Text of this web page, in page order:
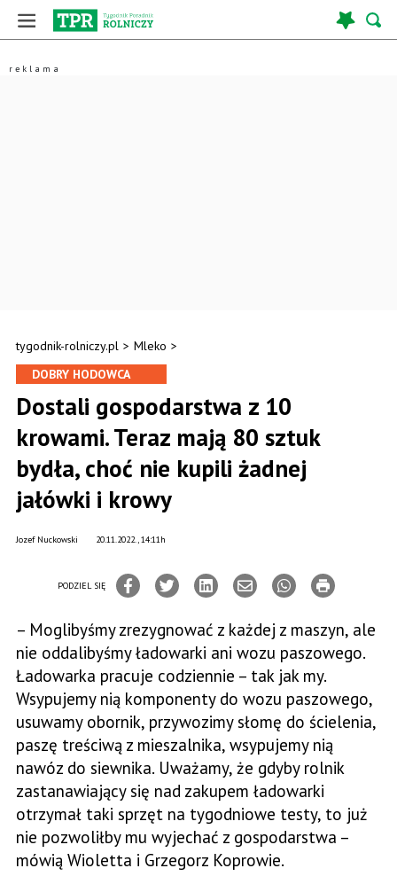
tygodnik-rolniczy.pl > Mleko >
DOBRY HODOWCA
Dostali gospodarstwa z 10
krowami. Teraz mają 80 sztuk
bydła, choć nie kupili żadnej
jałówki i krowy
20.11.2022., 14:11h
Jozef Nuckowski
PODZIEL SIĘ
– Moglibyśmy zrezygnować z każdej z maszyn, ale
nie oddalibyśmy ładowarki ani wozu paszowego.
Ładowarka pracuje codziennie – tak jak my.
Wsypujemy nią komponenty do wozu paszowego,
usuwamy obornik, przywozimy słomę do ścielenia,
paszę treściwą z mieszalnika, wsypujemy nią
nawóz do siewnika. Uważamy, że gdyby rolnik
zastanawiający się nad zakupem ładowarki
otrzymał taki sprzęt na tygodniowe testy, to już
nie pozwoliłby mu wyjechać z gospodarstwa –
mówią Wioletta i Grzegorz Koprowie.